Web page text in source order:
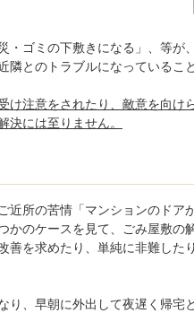
・ゴミの下敷きになる」、等が
とのトラブルになっているこ
け注意をされたり、敵意を向け
決には至りません。
近所の苦情「マンションのドア
かのケースを見て、ごみ屋敷の
善を求めたり、単純に非難した
り、早朝に外出して夜遅く帰宅